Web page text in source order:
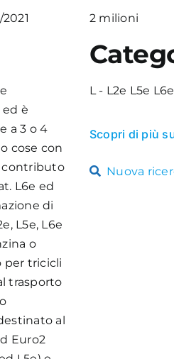
ed è
a 3 o 4
cose con
contributo
L6e ed
di
L5e, L6e
o
per tricicli
trasporto
al
Euro2
2 milioni
L - L2e L5e
Scopri di più
Nuova